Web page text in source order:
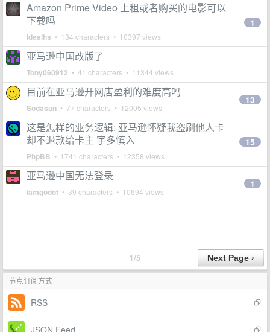
Amazon Prime Video 上租或者购买的电影可以
下载吗
idealhs • 134 characters • 10397 views
1
亚马逊中国改版了
Tony060912 • 41 characters • 11344 views
目前在亚马逊开网店盈利的难度高吗
Sodasun • 77 characters • 12005 views
13
这是怎样的业务逻辑: 亚马逊怀疑我盗刷他人卡
却不退款给卡主 字多慎入
PhpBB • 1741 characters • 12358 views
15
亚马逊中国无法登录
iamgodot • 39 characters • 10694 views
1
1/5
节点订阅方式
RSS
JSON Feed